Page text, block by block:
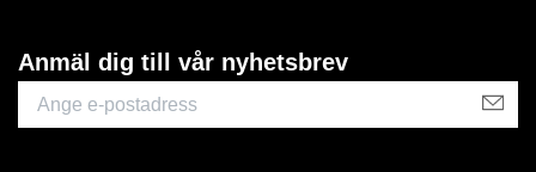
Anmäl dig till vår nyhetsbrev